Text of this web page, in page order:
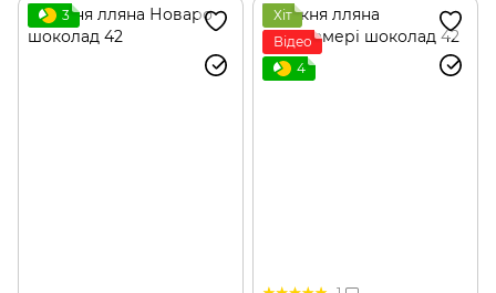
3
Хіт
Відео
4